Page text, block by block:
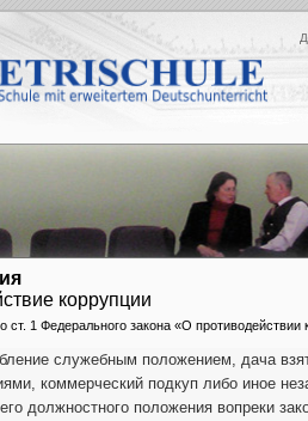
коррупции
ст. 1 Федерального закона «О
служебным положением, дача
коммерческий подкуп либо иное
должностного положения вопреки